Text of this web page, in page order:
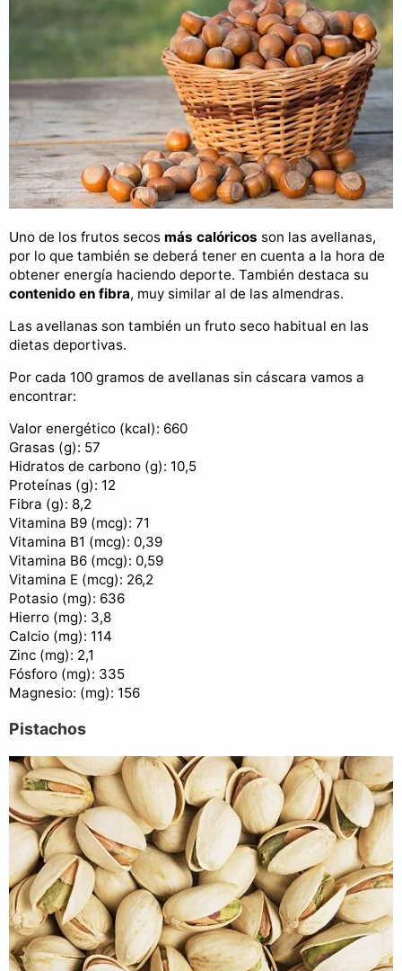
Uno de los frutos secos más calóricos son las avellanas,
por lo que también se deberá tener en cuenta a la hora de
obtener energía haciendo deporte. También destaca su
contenido en fibra, muy similar al de las almendras.
Las avellanas son también un fruto seco habitual en las
dietas deportivas.
Por cada 100 gramos de avellanas sin cáscara vamos a
encontrar:
Valor energético (kcal): 660
Grasas (g): 57
Hidratos de carbono (g): 10,5
Proteínas (g): 12
Fibra (g): 8,2
Vitamina B9 (mcg): 71
Vitamina B1 (mcg): 0,39
Vitamina B6 (mcg): 0,59
Vitamina E (mcg): 26,2
Potasio (mg): 636
Hierro (mg): 3,8
Calcio (mg): 114
Zinc (mg): 2,1
Fósforo (mg): 335
Magnesio: (mg): 156
Pistachos